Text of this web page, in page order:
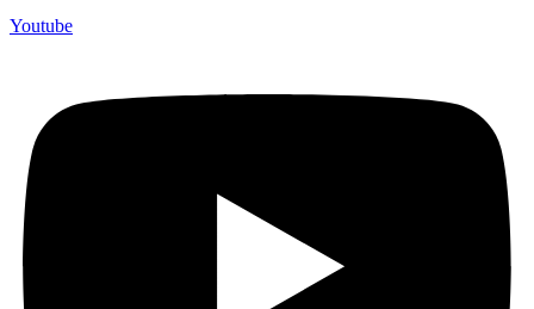
Youtube